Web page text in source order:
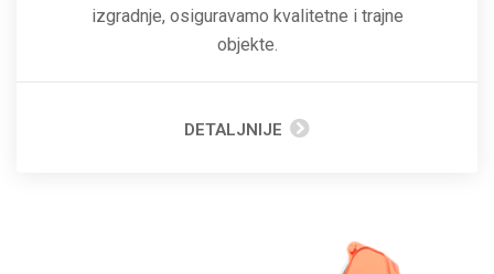
izgradnje, osiguravamo kvalitetne i trajne
objekte.
DETALJNIJE